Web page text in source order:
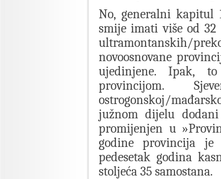
No, generalni kapitul
smije imati više od 32
novoosnovane
ujedinjene. Ipak,
provincijom.
ostrogonskoj/
južnom dijelu
promijenjen u
godine provincija je
pedesetak godina
stoljeća 35 samostana.